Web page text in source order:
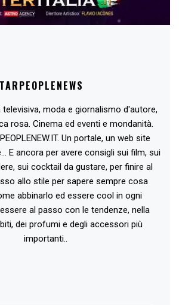
moda e giornalismo d'autore,
rosa. Cinema ed eventi e mondanità.
Un portale, un web site
E ancora per avere consigli sui film, sui
sui cocktail da gustare, per finire al
allo stile per sapere sempre cosa
abbinarlo ed essere cool in ogni
al passo con le tendenze, nella
dei profumi e degli accessori più
importanti..